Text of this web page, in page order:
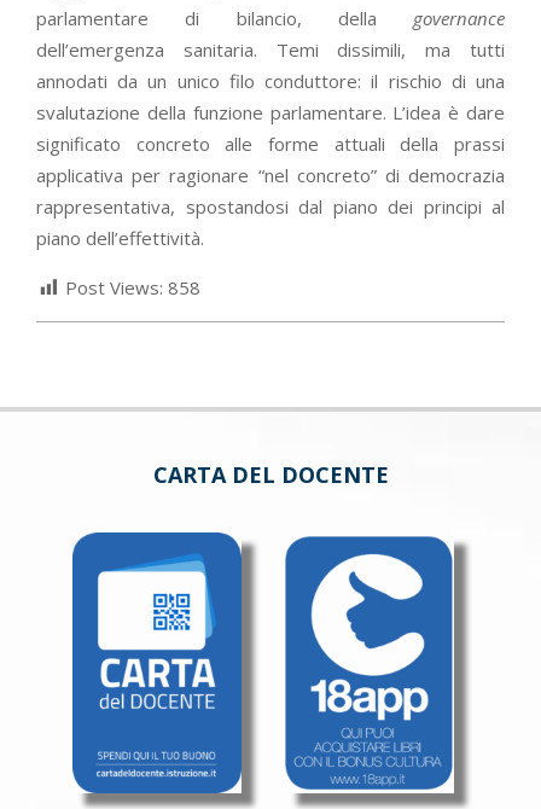
parlamentare di bilancio, della governance
dell’emergenza sanitaria. Temi dissimili, ma tutti
annodati da un unico filo conduttore: il rischio di una
svalutazione della funzione parlamentare. L’idea è dare
significato concreto alle forme attuali della prassi
applicativa per ragionare “nel concreto” di democrazia
rappresentativa, spostandosi dal piano dei principi al
piano dell’effettività.
Post Views: 858
CARTA DEL DOCENTE